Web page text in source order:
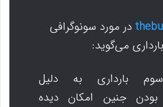
در مورد سونوگرافی
می‌گوید:
بارداری به دلیل
بودن جنین امکان دیده